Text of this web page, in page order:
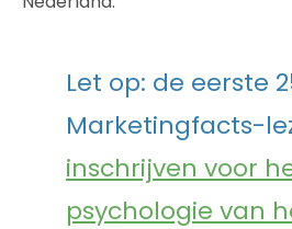
Let op: de eerste
Marketingfacts-
inschrijven voor
psychologie van